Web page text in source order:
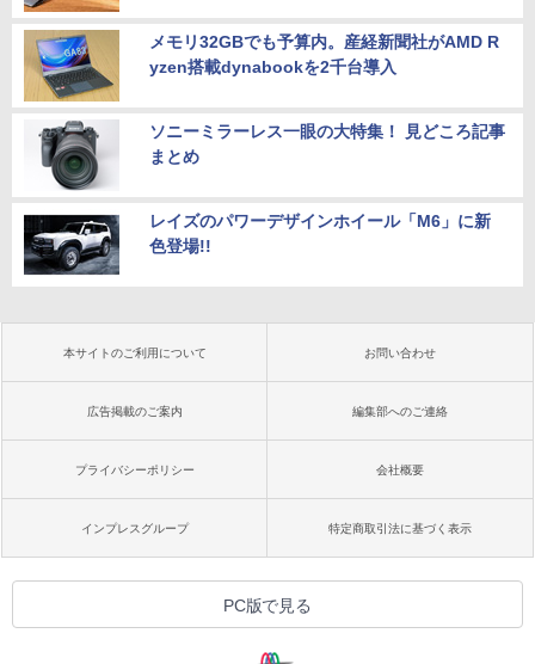
メモリ32GBでも予算内。産経新聞社がAMD R
yzen搭載dynabookを2千台導入
ソニーミラーレス一眼の大特集！ 見どころ記事
まとめ
レイズのパワーデザインホイール「M6」に新
色登場!!
本サイトのご利用について お問い合わせ
広告掲載のご案内 編集部へのご連絡
プライバシーポリシー 会社概要
インプレスグループ 特定商取引法に基づく表示
PC版で見る